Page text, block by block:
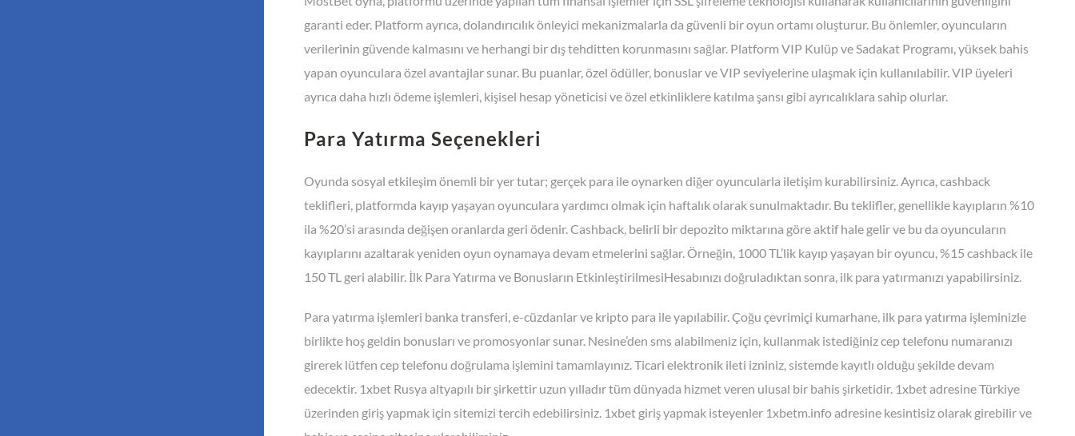
garanti eder. Platform ayrıca, dolandırıcılık önleyici mekanizmalarla da güvenli bir oyun ortamı oluşturur. Bu önlemler, oyuncuların
verilerinin güvende kalmasını ve herhangi bir dış tehditten korunmasını sağlar. Platform VIP Kulüp ve Sadakat Programı, yüksek bahis
yapan oyunculara özel avantajlar sunar. Bu puanlar, özel ödüller, bonuslar ve VIP seviyelerine ulaşmak için kullanılabilir. VIP üyeleri
ayrıca daha hızlı ödeme işlemleri, kişisel hesap yöneticisi ve özel etkinliklere katılma şansı gibi ayrıcalıklara sahip olurlar.
Para Yatırma Seçenekleri
Oyunda sosyal etkileşim önemli bir yer tutar; gerçek para ile oynarken diğer oyuncularla iletişim kurabilirsiniz. Ayrıca, cashback
teklifleri, platformda kayıp yaşayan oyunculara yardımcı olmak için haftalık olarak sunulmaktadır. Bu teklifler, genellikle kayıpların %10
ila %20’si arasında değişen oranlarda geri ödenir. Cashback, belirli bir depozito miktarına göre aktif hale gelir ve bu da oyuncuların
kayıplarını azaltarak yeniden oyun oynamaya devam etmelerini sağlar. Örneğin, 1000 TL’lik kayıp yaşayan bir oyuncu, %15 cashback ile
150 TL geri alabilir. İlk Para Yatırma ve Bonusların EtkinleştirilmesiHesabınızı doğruladıktan sonra, ilk para yatırmanızı yapabilirsiniz.
Para yatırma işlemleri banka transferi, e-cüzdanlar ve kripto para ile yapılabilir. Çoğu çevrimiçi kumarhane, ilk para yatırma işleminizle
birlikte hoş geldin bonusları ve promosyonlar sunar. Nesine’den sms alabilmeniz için, kullanmak istediğiniz cep telefonu numaranızı
girerek lütfen cep telefonu doğrulama işlemini tamamlayınız. Ticari elektronik ileti izniniz, sistemde kayıtlı olduğu şekilde devam
edecektir. 1xbet Rusya altyapılı bir şirkettir uzun yılladır tüm dünyada hizmet veren ulusal bir bahis şirketidir. 1xbet adresine Türkiye
üzerinden giriş yapmak için sitemizi tercih edebilirsiniz. 1xbet giriş yapmak isteyenler 1xbetm.info adresine kesintisiz olarak girebilir ve